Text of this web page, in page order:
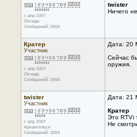
с апр 2007
Отсюда
Сообщений: 2656
twister
Ничего
Кратер
Участник
с апр 2007
Отсюда
Сообщений: 2656
Дата: 20
Сейчас
оружия.
twister
Участник
с апр 2007
Архангельск
Сообщений: 3264
Дата: 21
Кратер
Это RTVi
Не